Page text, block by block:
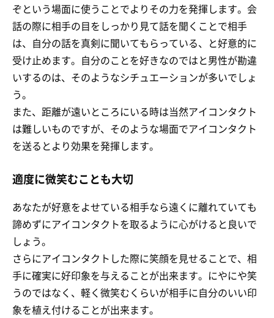
ぞという場面に使うことでよりその力を発揮します。会
話の際に相手の目をしっかり見て話を聞くことで相手
は、自分の話を真剣に聞いてもらっている、と好意的に
受け止めます。自分のことを好きなのではと男性が勘違
いするのは、そのようなシチュエーションが多いでしょ
う。
また、距離が遠いところにいる時は当然アイコンタクト
は難しいものですが、そのような場面でアイコンタクト
を送るとより効果を発揮します。
適度に微笑むことも大切
あなたが好意をよせている相手なら遠くに離れていても
諦めずにアイコンタクトを取るように心がけると良いで
しょう。
さらにアイコンタクトした際に笑顔を見せることで、相
手に確実に好印象を与えることが出来ます。にやにや笑
うのではなく、軽く微笑むくらいが相手に自分のいい印
象を植え付けることが出来ます。